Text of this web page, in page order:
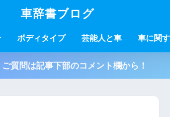
車辞書ブログ
ボディタイプ 芸能人と車 車に関
質問は記事下部のコメント欄から！